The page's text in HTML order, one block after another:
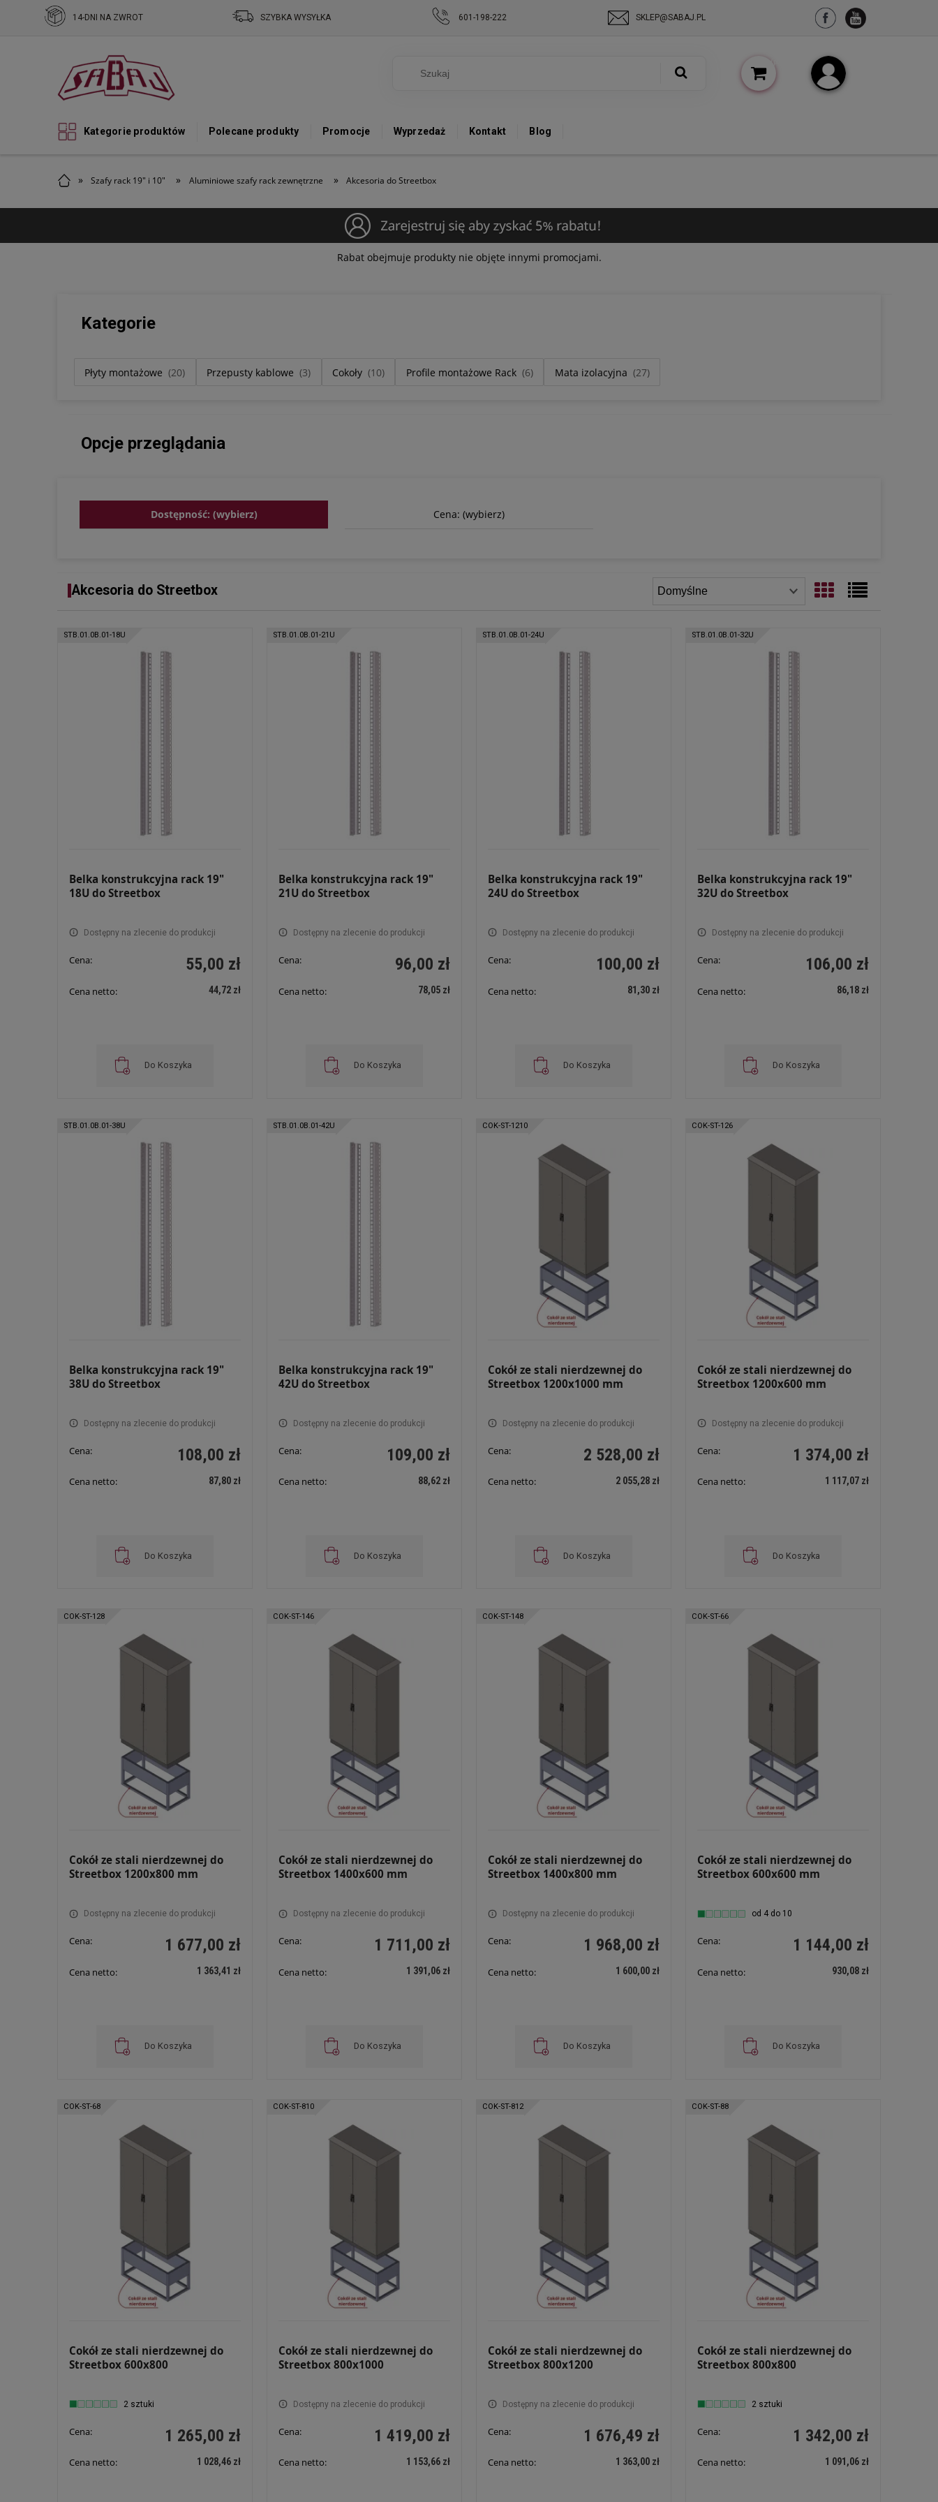
Kategorie produktów Polecane produkty Promocje Wyprzedaż Kontakt Blog
» Szafy rack 19" i 10" » Aluminiowe szafy rack zewnętrzne » Akcesoria do Streetbox
14-DNI NA ZWROT SZYBKA WYSYŁKA 601-198-222 SKLEP@SABAJ.PL
Rabat obejmuje produkty nie objęte innymi promocjami.
Kategorie
Płyty montażowe (20) Przepusty kablowe (3) Cokoły (10) Profile montażowe Rack (6) Mata izolacyjna (27)
Opcje przeglądania
Dostępność: (wybierz) Cena: (wybierz)
Akcesoria do Streetbox
STB.01.0B.01-18U
Belka konstrukcyjna rack 19"
18U do Streetbox
Dostępny na zlecenie do produkcji
Cena: 55,00 zł
Cena netto: 44,72 zł
Do Koszyka
STB.01.0B.01-21U
Belka konstrukcyjna rack 19"
21U do Streetbox
Dostępny na zlecenie do produkcji
Cena: 96,00 zł
Cena netto: 78,05 zł
Do Koszyka
STB.01.0B.01-24U
Belka konstrukcyjna rack 19"
24U do Streetbox
Dostępny na zlecenie do produkcji
Cena: 100,00 zł
Cena netto: 81,30 zł
Do Koszyka
STB.01.0B.01-32U
Belka konstrukcyjna rack 19"
32U do Streetbox
Dostępny na zlecenie do produkcji
Cena: 106,00 zł
Cena netto: 86,18 zł
Do Koszyka
STB.01.0B.01-38U
Belka konstrukcyjna rack 19"
38U do Streetbox
Dostępny na zlecenie do produkcji
Cena: 108,00 zł
Cena netto: 87,80 zł
Do Koszyka
STB.01.0B.01-42U
Belka konstrukcyjna rack 19"
42U do Streetbox
Dostępny na zlecenie do produkcji
Cena: 109,00 zł
Cena netto: 88,62 zł
Do Koszyka
COK-ST-1210
Cokół ze stali nierdzewnej do
Streetbox 1200x1000 mm
Dostępny na zlecenie do produkcji
Cena: 2 528,00 zł
Cena netto: 2 055,28 zł
Do Koszyka
COK-ST-126
Cokół ze stali nierdzewnej do
Streetbox 1200x600 mm
Dostępny na zlecenie do produkcji
Cena: 1 374,00 zł
Cena netto: 1 117,07 zł
Do Koszyka
COK-ST-128
Cokół ze stali nierdzewnej do
Streetbox 1200x800 mm
Dostępny na zlecenie do produkcji
Cena: 1 677,00 zł
Cena netto: 1 363,41 zł
Do Koszyka
COK-ST-146
Cokół ze stali nierdzewnej do
Streetbox 1400x600 mm
Dostępny na zlecenie do produkcji
Cena: 1 711,00 zł
Cena netto: 1 391,06 zł
Do Koszyka
COK-ST-148
Cokół ze stali nierdzewnej do
Streetbox 1400x800 mm
Dostępny na zlecenie do produkcji
Cena: 1 968,00 zł
Cena netto: 1 600,00 zł
Do Koszyka
COK-ST-66
Cokół ze stali nierdzewnej do
Streetbox 600x600 mm
od 4 do 10
Cena: 1 144,00 zł
Cena netto: 930,08 zł
Do Koszyka
COK-ST-68
Cokół ze stali nierdzewnej do
Streetbox 600x800
2 sztuki
Cena: 1 265,00 zł
Cena netto: 1 028,46 zł
COK-ST-810
Cokół ze stali nierdzewnej do
Streetbox 800x1000
Dostępny na zlecenie do produkcji
Cena: 1 419,00 zł
Cena netto: 1 153,66 zł
COK-ST-812
Cokół ze stali nierdzewnej do
Streetbox 800x1200
Dostępny na zlecenie do produkcji
Cena: 1 676,49 zł
Cena netto: 1 363,00 zł
COK-ST-88
Cokół ze stali nierdzewnej do
Streetbox 800x800
2 sztuki
Cena: 1 342,00 zł
Cena netto: 1 091,06 zł